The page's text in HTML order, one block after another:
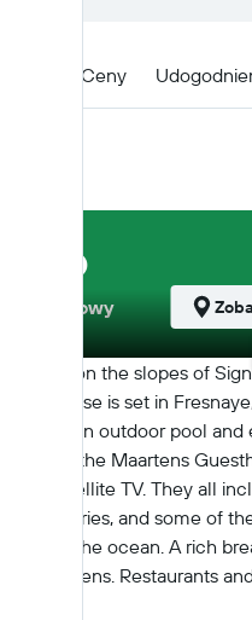
Ceny
Situated on the slopes of
Guesthouse is set in
features an outdoor pool
rooms at the Maartens
and a satellite TV. They all
free toiletries, and some of
views of the ocean. A rich
the Maartens. Restaurants
9,6
Wyjątkowy